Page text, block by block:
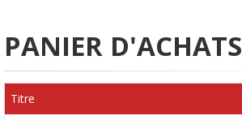
PANIER D'ACHATS
Titre